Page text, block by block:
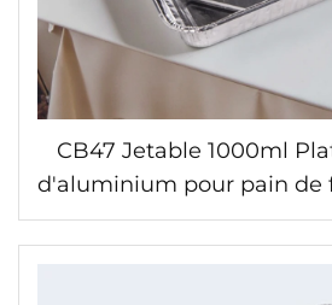
CB47 Jetable 1000ml
d'aluminium pour pain de
Couvercle en plastique
Vente en gros